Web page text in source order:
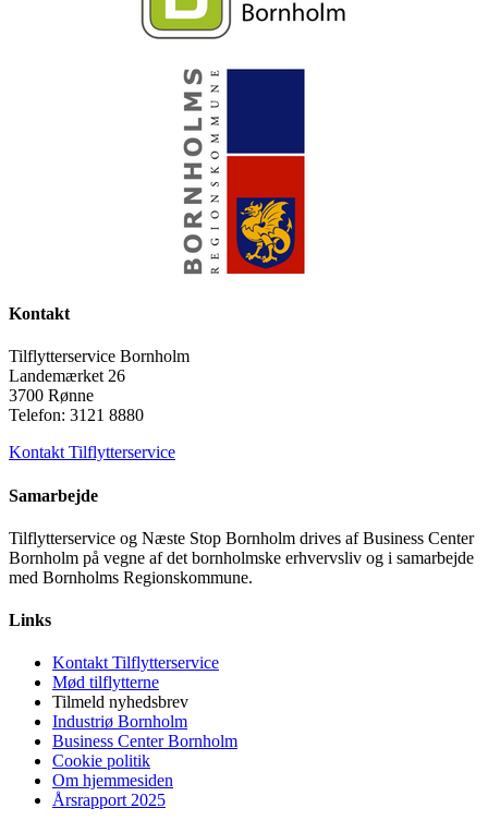
Kontakt
Tilflytterservice Bornholm
Landemærket 26
3700 Rønne
Telefon: 3121 8880
Kontakt Tilflytterservice
Samarbejde
Tilflytterservice og Næste Stop Bornholm drives af Business Center
Bornholm på vegne af det bornholmske erhvervsliv og i samarbejde
med Bornholms Regionskommune.
Links
Kontakt Tilflytterservice
Mød tilflytterne
Tilmeld nyhedsbrev
Industriø Bornholm
Business Center Bornholm
Cookie politik
Om hjemmesiden
Årsrapport 2025